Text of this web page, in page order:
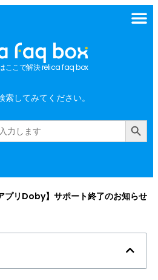
ここで解決 relica faq box
索してみてください。
Search Button
プリDoby】サポート終了のお知らせ